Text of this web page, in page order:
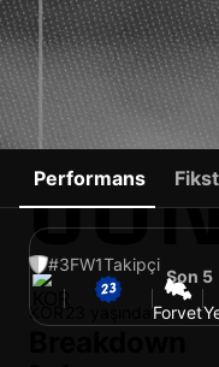
#3FW1Takipçi
KOR Forvet
Performans
Son 5